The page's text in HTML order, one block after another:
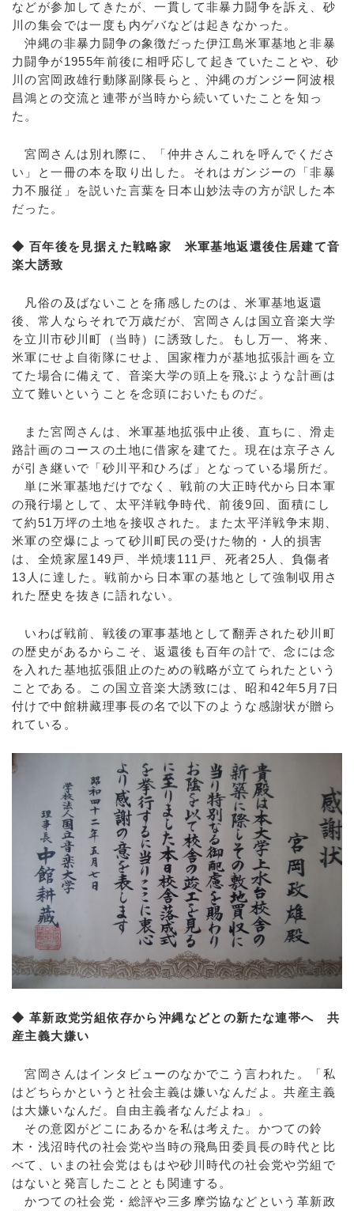
などが参加してきたが、一貫して非暴力闘争を訴え、砂
川の集会では一度も内ゲバなどは起きなかった。
沖縄の非暴力闘争の象徴だった伊江島米軍基地と非暴
力闘争が1955年前後に相呼応して起きていたことや、砂
川の宮岡政雄行動隊副隊長らと、沖縄のガンジー阿波根
昌鴻との交流と連帯が当時から続いていたことを知っ
た。
宮岡さんは別れ際に、「仲井さんこれを呼んでくださ
い」と一冊の本を取り出した。それはガンジーの「非暴
力不服従」を説いた言葉を日本山妙法寺の方が訳した本
だった。
◆ 百年後を見据えた戦略家 米軍基地返還後住居建て音
楽大誘致
凡俗の及ばないことを痛感したのは、米軍基地返還
後、常人ならそれで万歳だが、宮岡さんは国立音楽大学
を立川市砂川町（当時）に誘致した。もし万一、将来、
米軍にせよ自衛隊にせよ、国家権力が基地拡張計画を立
てた場合に備えて、音楽大学の頭上を飛ぶような計画は
立て難いということを念頭においたものだ。
また宮岡さんは、米軍基地拡張中止後、直ちに、滑走
路計画のコースの土地に借家を建てた。現在は京子さん
が引き継いで「砂川平和ひろば」となっている場所だ。
単に米軍基地だけでなく、戦前の大正時代から日本軍
の飛行場として、太平洋戦争時代、前後9回、面積にし
て約51万坪の土地を接収された。また太平洋戦争末期、
米軍の空爆によって砂川町民の受けた物的・人的損害
は、全焼家屋149戸、半焼壊111戸、死者25人、負傷者
13人に達した。戦前から日本軍の基地として強制収用さ
れた歴史を抜きに語れない。
いわば戦前、戦後の軍事基地として翻弄された砂川町
の歴史があるからこそ、返還後も百年の計で、念には念
を入れた基地拡張阻止のための戦略が立てられたという
ことである。この国立音楽大誘致には、昭和42年5月7日
付けで中館耕藏理事長の名で以下のような感謝状が贈ら
れている。
◆ 革新政党労組依存から沖縄などとの新たな連帯へ 共
産主義大嫌い
宮岡さんはインタビューのなかでこう言われた。「私
はどちらかというと社会主義は嫌いなんだよ。共産主義
は大嫌いなんだ。自由主義者なんだよね」。
その意図がどこにあるかを私は考えた。かつての鈴
木・浅沼時代の社会党や当時の飛鳥田委員長の時代と比
べて、いまの社会党はもはや砂川時代の社会党や労組で
はないと発言したこととも関連する。
かつての社会党・総評や三多摩労協などという革新政